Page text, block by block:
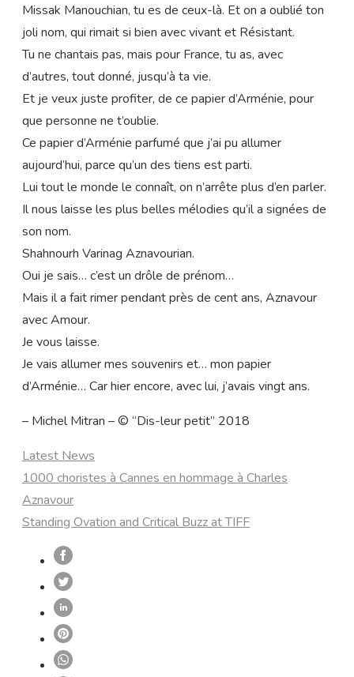
Missak Manouchian, tu es de ceux-là. Et on a oublié ton
joli nom, qui rimait si bien avec vivant et Résistant.
Tu ne chantais pas, mais pour France, tu as, avec
d’autres, tout donné, jusqu’à ta vie.
Et je veux juste profiter, de ce papier d’Arménie, pour
que personne ne t’oublie.
Ce papier d’Arménie parfumé que j’ai pu allumer
aujourd’hui, parce qu’un des tiens est parti.
Lui tout le monde le connaît, on n’arrête plus d’en parler.
Il nous laisse les plus belles mélodies qu’il a signées de
son nom.
Shahnourh Varinag Aznavourian.
Oui je sais… c’est un drôle de prénom…
Mais il a fait rimer pendant près de cent ans, Aznavour
avec Amour.
Je vous laisse.
Je vais allumer mes souvenirs et… mon papier
d’Arménie… Car hier encore, avec lui, j’avais vingt ans.
– Michel Mitran – © “Dis-leur petit” 2018
Categories
Latest News
1000 choristes à Cannes en hommage à Charles
Aznavour
Standing Ovation and Critical Buzz at TIFF